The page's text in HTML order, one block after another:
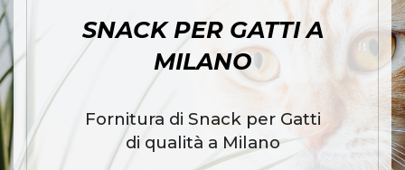
SNACK PER GATTI A
MILANO
Fornitura di Snack per Gatti
di qualità a Milano